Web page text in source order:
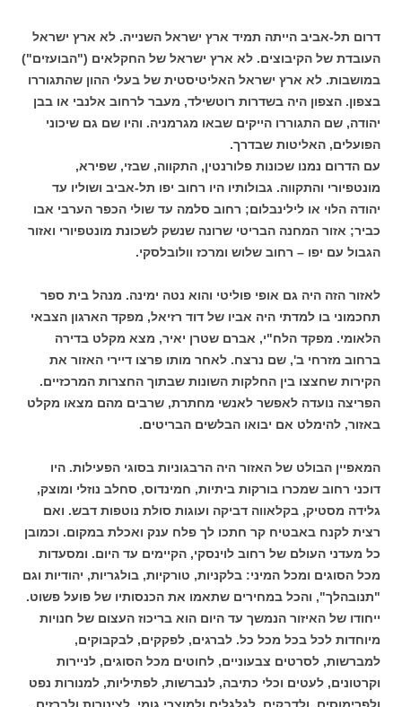
דרום תל-אביב הייתה תמיד ארץ ישראל השנייה. לא ארץ ישראל
העובדת של הקיבוצים. לא ארץ ישראל של החקלאים ("הבועזים")
במושבות. לא ארץ ישראל האליטיסטית של בעלי ההון שהתגוררו
בצפון. הצפון היה בשדרות רוטשילד, מעבר לרחוב אלנבי או בבן
יהודה, שם התגוררו הייקים שבאו מגרמניה. והיו שם גם שיכוני
הפועלים, האליטות שבדרך.
עם הדרום נמנו שכונות פלורנטין, התקווה, שבזי, שפירא,
מונטפיורי והתקווה. גבולותיו היו רחוב יפו תל-אביב ושוליו עד
יהודה הלוי או לילינבלום; רחוב סלמה עד שולי הכפר הערבי אבו
כביר; אזור המחנה הבריטי שרונה שנשק לשכונת מונטפיורי ואזור
הגבול עם יפו – רחוב שלוש ומרכז וולובלסקי.
לאזור הזה היה גם אופי פוליטי והוא נטה ימינה. מנהל בית ספר
תחכמוני בו למדתי היה אביו של דוד רזיאל, מפקד הארגון הצבאי
הלאומי. מפקד הלח"י, אברם שטרן יאיר, מצא מקלט בדירה
ברחוב מזרחי ב', שם נרצח. לאחר מותו פרצו דיירי האזור את
הקירות שחצצו בין החלקות השונות שבתוך החצרות המרכזיים.
הפריצה נועדה לאפשר לאנשי מחתרת, שרבים מהם מצאו מקלט
באזור, להימלט אם יבואו הבלשים הבריטים.
המאפיין הבולט של האזור היה הרבגוניות בסוגי הפעילות. היו
דוכני רחוב שמכרו בורקות ביתיות, חמינדוס, סחלב נוזלי ומוצק,
גלידה מסטיק, בקלאווה דביקה ועוגות סולת נוטפות דבש. ואם
רצית לקנח באבטיח קר חתכו לך פלח ענק ואכלת במקום. וכמובן
כל מעדני העולם של רחוב לוינסקי, הקיימים עד היום. ומסעדות
מכל הסוגים ומכל המיני: בלקניות, טורקיות, בולגריות, יהודיות וגם
"תנובהלך", והכל במחירים שתאמו את הכנסותיו של פועל פשוט.
ייחודו של האיזור הנמשך עד היום הוא בריכוז העצום של חנויות
מיוחדות לכל בכל מכל כל. לברגים, לפקקים, לבקבוקים,
למברשות, לסרטים צבעוניים, לחוטים מכל הסוגים, לניירות
וקרטונים, לעטים וכלי כתיבה, לנברשות, לפתיליות, למנורות נפט